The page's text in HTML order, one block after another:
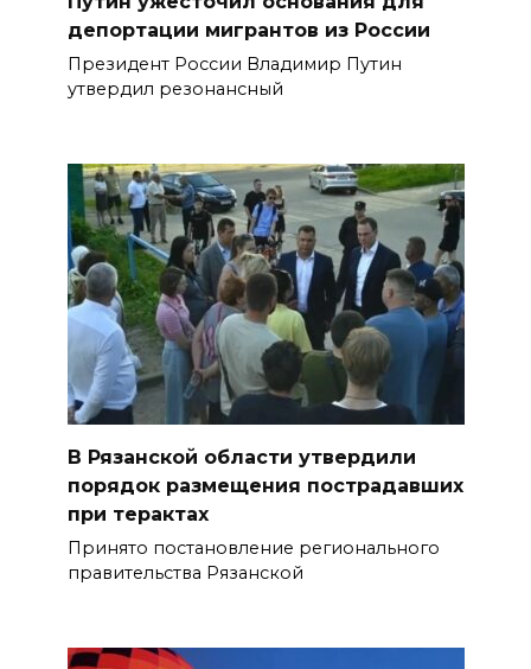
депортации мигрантов из России
Президент России Владимир Путин
утвердил резонансный
В Рязанской области утвердили
порядок размещения пострадавших
при терактах
Принято постановление регионального
правительства Рязанской